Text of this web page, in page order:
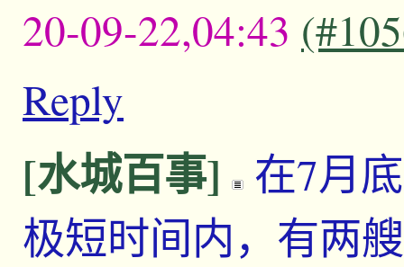
20-09-22,04:43
Reply
[水城百事]
在7月
极短时间内，有两